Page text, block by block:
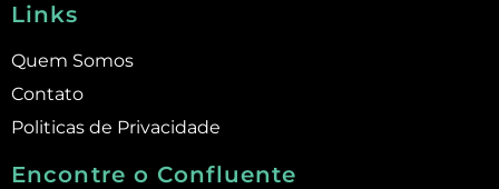
Links
Quem Somos
Contato
Politicas de Privacidade
Encontre o Confluente